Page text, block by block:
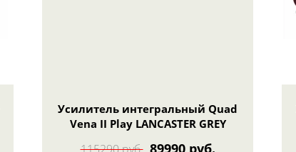
Усилитель интегральный Quad
Vena II Play LANCASTER GREY
115290 руб. 89990 руб.